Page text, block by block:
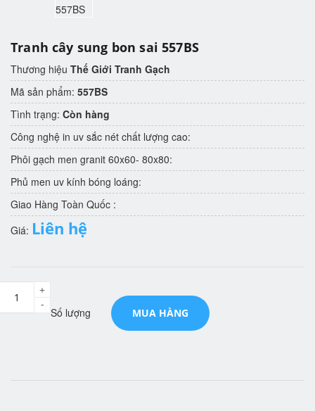
Tranh cây sung bon sai 557BS
Thương hiệu Thế Giới Tranh Gạch
Mã sản phẩm: 557BS
Tình trạng: Còn hàng
Công nghệ in uv sắc nét chất lượng cao:
Phôi gạch men granit 60x60- 80x80:
Phủ men uv kính bóng loáng:
Giao Hàng Toàn Quốc :
Giá: Liên hệ
Số lượng
-
+
MUA HÀNG